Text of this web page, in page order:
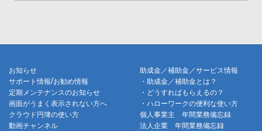
お知らせ
サポート情報/お勧め情報
定期メンテナンスのお知らせ
画面がうまく表示されない方へ
クラウド円簿の使い方
動画チャンネル
助成金／補助金／サービス情報
・助成金／補助金とは？
・どうすればもらえるの？
・ハローワークの便利な使い方
個人事業主 年間業務備忘録
法人企業 年間業務備忘録